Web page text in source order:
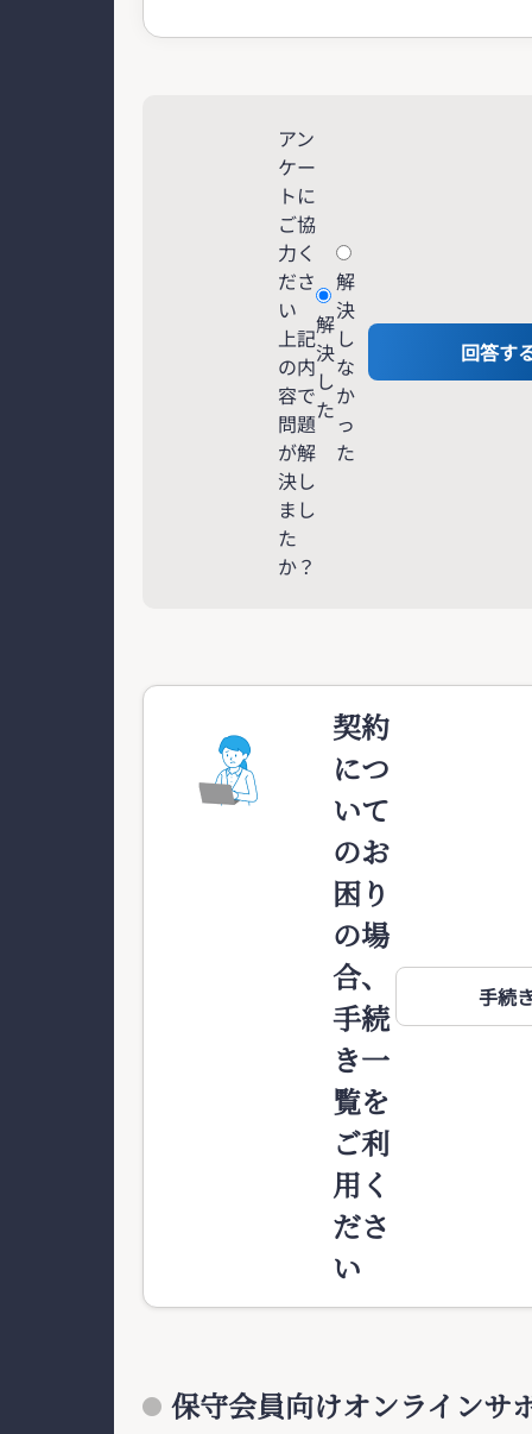
アン
ケー
トに
ご協
力く
ださ
い
上記
の内
容で
問題
が解
決し
まし
た
か？
解
決
し
た
解
決
し
な
か
っ
た
回答す
契約
につ
いて
のお
困り
の場
合、
手続
き一
覧を
ご利
用く
ださ
い
手続
保守会員向けオンラインサ